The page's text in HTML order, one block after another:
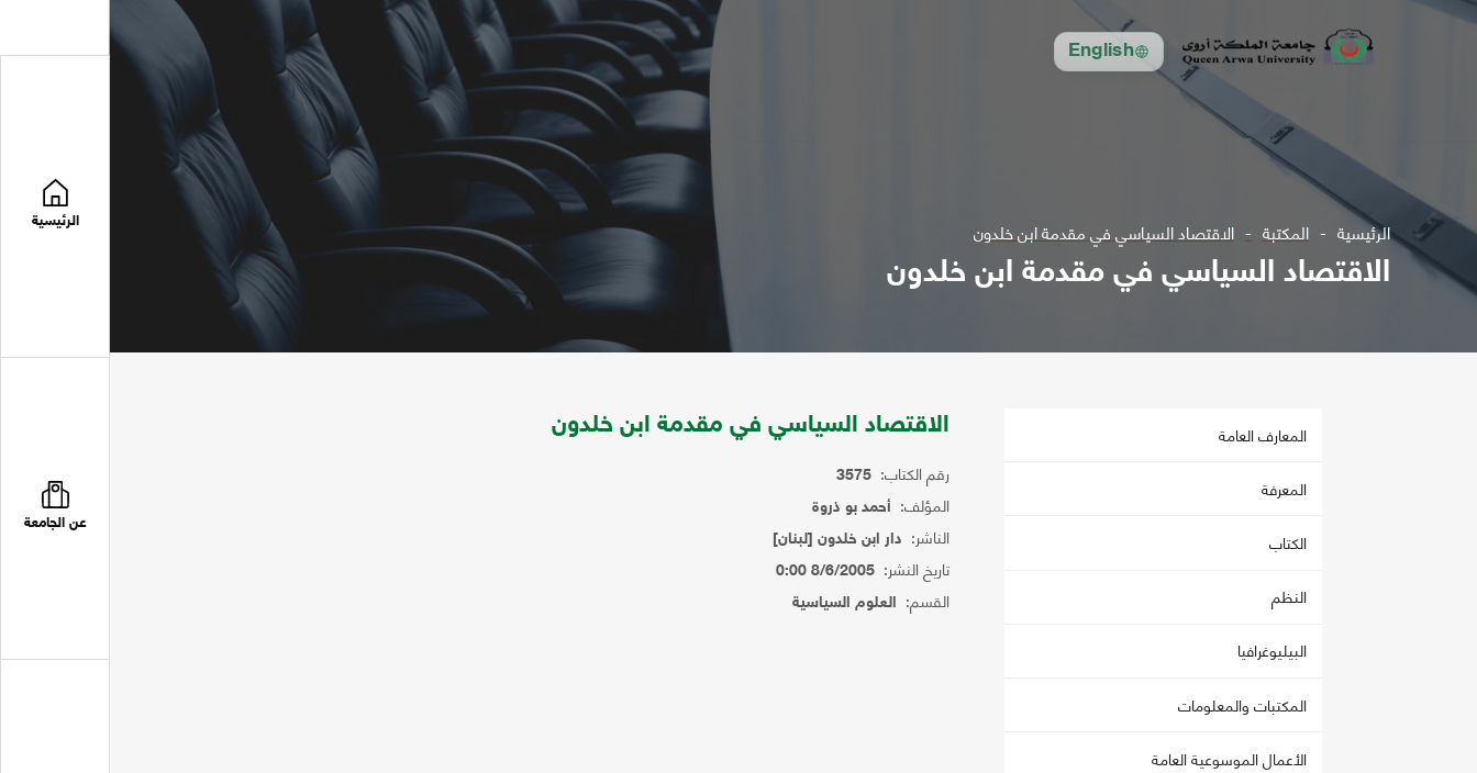
English
الرئيسية
عن الجامعة
الرئيسية المكتبة الاقتصاد السياسي في مقدمة ابن خلدون
الاقتصاد السياسي في مقدمة ابن خلدون
المعارف العامة
المعرفة
الكتاب
النظم
البيليوغرافيا
المكتبات والمعلومات
الأعمال الموسوعية العامة
الاقتصاد السياسي في مقدمة ابن خلدون
رقم الكتاب: 3575
المؤلف: أحمد بو ذروة
الناشر: دار ابن خلدون [لبنان]
تاريخ النشر: 8/6/2005 0:00
القسم: العلوم السياسية